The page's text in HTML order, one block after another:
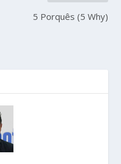
5 Porquês (5 Why)